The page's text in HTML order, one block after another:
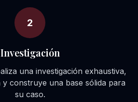
2
Investigación
una investigación exhaustiva,
y construye una base sólida para
su caso.